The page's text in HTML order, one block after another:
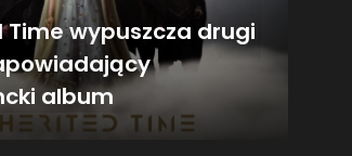
Time wypuszcza drugi
album